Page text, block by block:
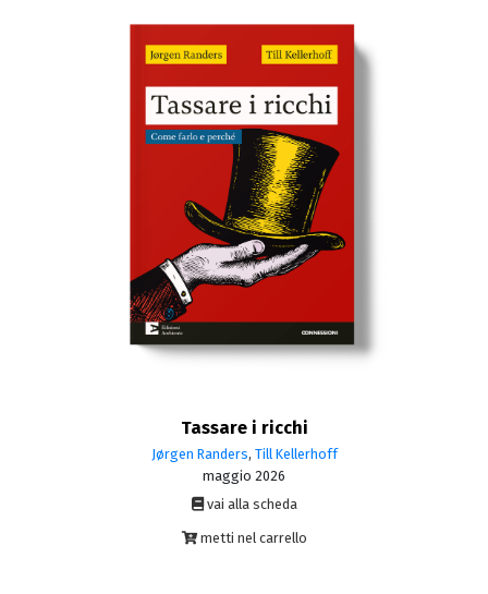
Tassare i ricchi
Jørgen Randers, Till Kellerhoff
maggio 2026
vai alla scheda
metti nel carrello